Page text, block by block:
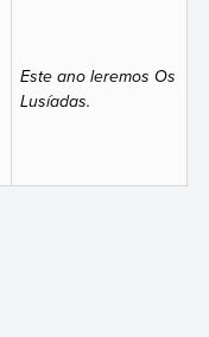
Este ano leremos Os
Lusíadas.